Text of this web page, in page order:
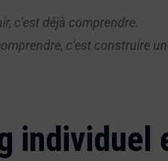
c’est déjà comprendre.
c’est construire